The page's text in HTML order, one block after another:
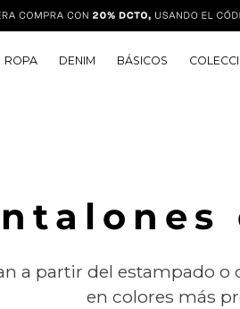
ROPA DENIM BÁSICOS
a partir del estampado o
en colores más